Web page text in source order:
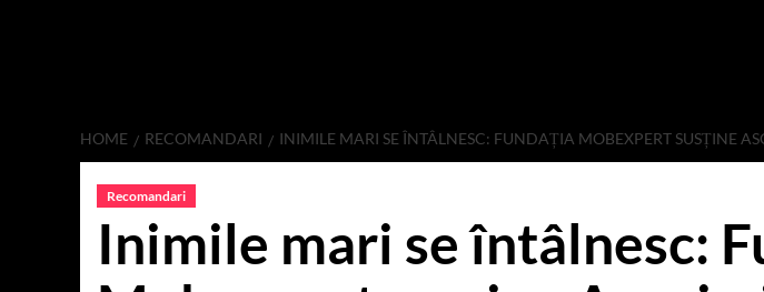
HOME RECOMANDARI INIMILE MARI SE ÎNTÂLNESC: FUNDAȚIA MOBEXPERT SUSȚINE
Recomandari
Inimile mari se întâlnesc: